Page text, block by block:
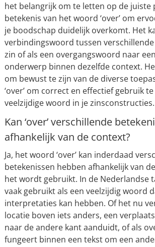
het belangrijk om te letten op de juiste
betekenis van het woord ‘over’ om
je boodschap duidelijk overkomt. Het
verbindingswoord tussen
zin of als een overgangswoord naar
onderwerp binnen dezelfde context.
om bewust te zijn van de diverse
‘over’ om correct en effectief gebruik
veelzijdige woord in je zinsconstructies.
Kan ‘over’ verschillende
afhankelijk van de context?
Ja, het woord ‘over’ kan inderdaad
betekenissen hebben afhankelijk van
het wordt gebruikt. In de Nederlandse
vaak gebruikt als een veelzijdig woord
interpretaties kan hebben. Of het nu
locatie boven iets anders, een
naar de andere kant aanduidt, of als
fungeert binnen een tekst om een